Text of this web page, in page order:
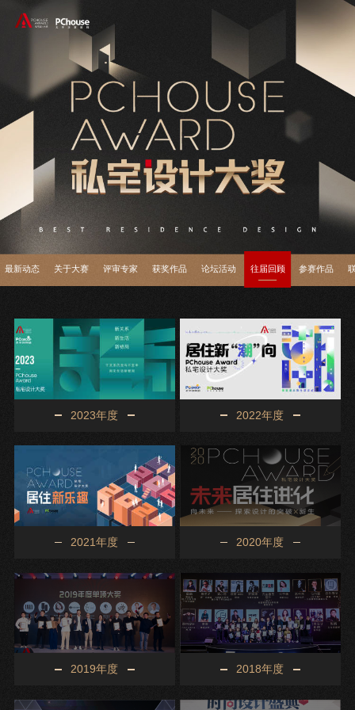
最新动态 关于大赛 评审专家 获奖作品 论坛活动 往届回顾 参赛作品
2023年度 2022年度
2021年度 2020年度
2019年度 2018年度